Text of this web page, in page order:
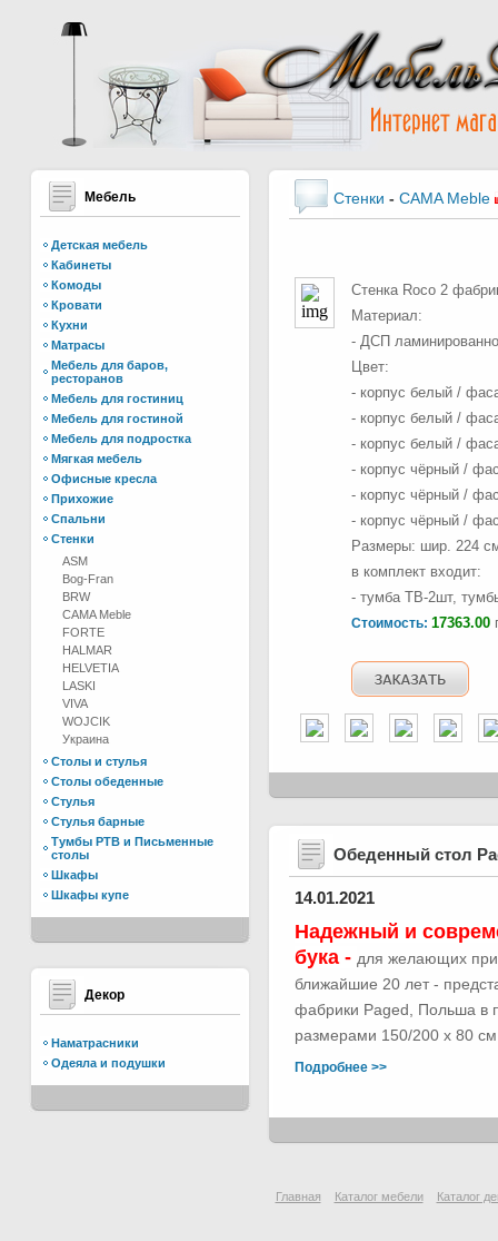
Мебель
Детская мебель
Кабинеты
Комоды
Кровати
Кухни
Матрасы
Мебель для баров,
ресторанов
Мебель для гостиниц
Мебель для гостиной
Мебель для подростка
Мягкая мебель
Офисные кресла
Прихожие
Спальни
Стенки
ASM
Bog-Fran
BRW
CAMA Meble
FORTE
HALMAR
HELVETIA
LASKI
VIVA
WOJCIK
Украина
Столы и стулья
Столы обеденные
Стулья
Стулья барные
Тумбы РТВ и Письменные
столы
Шкафы
Шкафы купе
Декор
Наматрасники
Одеяла и подушки
Стенки - CAMA Meble
Стенка Roco 2
Материал:
- ДСП
Цвет:
- корпус белый /
- корпус белый /
- корпус белый /
- корпус чёрный /
- корпус чёрный /
- корпус чёрный /
Размеры: шир. 224
в комплект входит:
- тумба ТВ-2шт,
Стоимость: 17363.00
Обеденный стол
14.01.2021
Надежный и
бука - для желающих
ближайшие 20 лет -
фабрики Paged, Польша в
размерами 150/200 х 80
Подробнее >>
Главная Каталог мебели Каталог